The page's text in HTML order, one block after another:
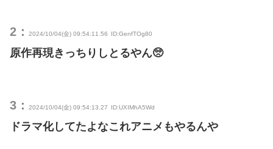
2： 2024/10/04(金) 09:54:11.56 ID:GenfTOg80
原作再現きっちりしとるやん🥺
3： 2024/10/04(金) 09:54:13.27 ID:UXIMhA5Wd
ドラマ化してたよなこれアニメもやるんや